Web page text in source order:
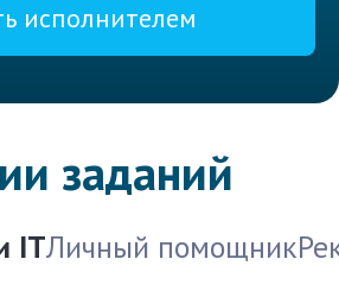
исполнителем
заданий
ITЛичный помощник